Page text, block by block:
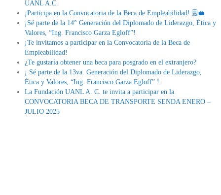
UANL A.C.
¡Participa en la Convocatoria de la Beca de Empleabilidad! 🗒💼
¡Sé parte de la 14° Generación del Diplomado de Liderazgo, Ética y
Valores, “Ing. Francisco Garza Egloff”!
¡Te invitamos a participar en la Convocatoria de la Beca de
Empleabilidad!
¿Te gustaría obtener una beca para posgrado en el extranjero?
¡ Sé parte de la 13va. Generación del Diplomado de Liderazgo,
Ética y Valores, “Ing. Francisco Garza Egloff” !
La Fundación UANL A. C. te invita a participar en la
CONVOCATORIA BECA DE TRANSPORTE SENDA ENERO –
JULIO 2025